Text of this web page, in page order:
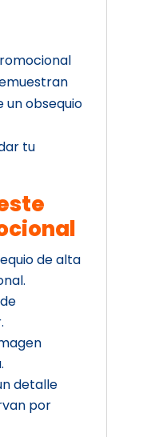
un obsequio
tu
de alta
detalle
por